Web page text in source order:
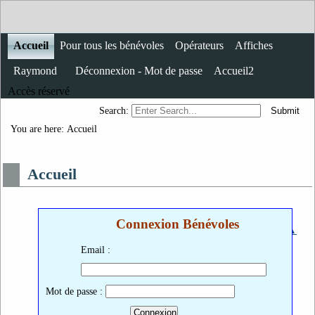
Accueil Pour tous les bénévoles Opérateurs Affiches
Raymond
Accès réservé
Déconnexion - Mot de passe Accueil2
Search:
You are here: Accueil
Accueil
Connexion Bénévoles
Email :
Mot de passe :
▲
◄Tableau des bénévoles